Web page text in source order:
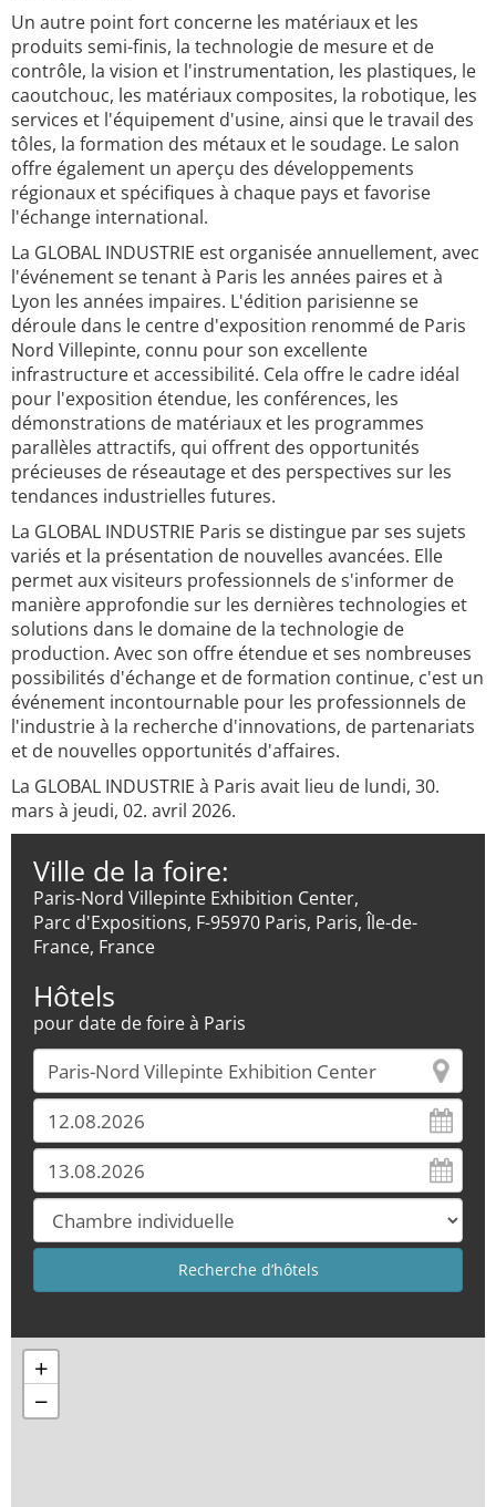
Un autre point fort concerne les matériaux et les
produits semi-finis, la technologie de mesure et de
contrôle, la vision et l'instrumentation, les plastiques, le
caoutchouc, les matériaux composites, la robotique, les
services et l'équipement d'usine, ainsi que le travail des
tôles, la formation des métaux et le soudage. Le salon
offre également un aperçu des développements
régionaux et spécifiques à chaque pays et favorise
l'échange international.
La GLOBAL INDUSTRIE est organisée annuellement, avec
l'événement se tenant à Paris les années paires et à
Lyon les années impaires. L'édition parisienne se
déroule dans le centre d'exposition renommé de Paris
Nord Villepinte, connu pour son excellente
infrastructure et accessibilité. Cela offre le cadre idéal
pour l'exposition étendue, les conférences, les
démonstrations de matériaux et les programmes
parallèles attractifs, qui offrent des opportunités
précieuses de réseautage et des perspectives sur les
tendances industrielles futures.
La GLOBAL INDUSTRIE Paris se distingue par ses sujets
variés et la présentation de nouvelles avancées. Elle
permet aux visiteurs professionnels de s'informer de
manière approfondie sur les dernières technologies et
solutions dans le domaine de la technologie de
production. Avec son offre étendue et ses nombreuses
possibilités d'échange et de formation continue, c'est un
événement incontournable pour les professionnels de
l'industrie à la recherche d'innovations, de partenariats
et de nouvelles opportunités d'affaires.
La GLOBAL INDUSTRIE à Paris avait lieu de lundi, 30.
mars à jeudi, 02. avril 2026.
Ville de la foire:
Paris-Nord Villepinte Exhibition Center,
Parc d'Expositions, F-95970 Paris, Paris, Île-de-
France, France
Hôtels
pour date de foire à Paris
+
−